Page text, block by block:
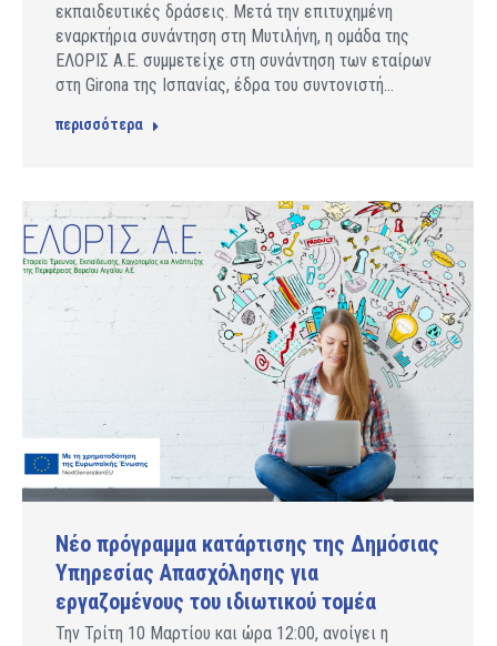
εκπαιδευτικές δράσεις. Μετά την επιτυχημένη
εναρκτήρια συνάντηση στη Μυτιλήνη, η ομάδα της
ΕΛΟΡΙΣ Α.Ε. συμμετείχε στη συνάντηση των εταίρων
στη Girona της Ισπανίας, έδρα του συντονιστή…
περισσότερα
Νέο πρόγραμμα κατάρτισης της Δημόσιας
Υπηρεσίας Απασχόλησης για
εργαζομένους του ιδιωτικού τομέα
Την Τρίτη 10 Μαρτίου και ώρα 12:00, ανοίγει η